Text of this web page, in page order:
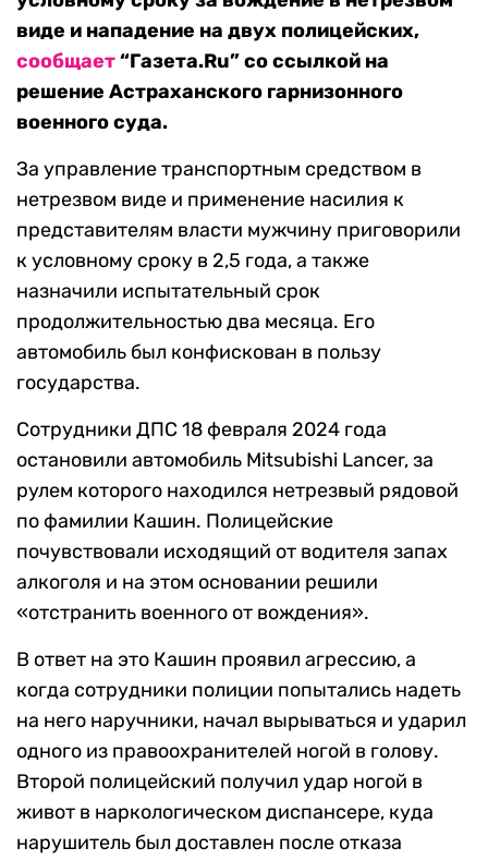
виде и нападение на двух полицейских,
сообщает“Газета.Ru” со ссылкой на
решение Астраханского гарнизонного
военного суда.
За управление транспортным средством в
нетрезвом виде и применение насилия к
представителям власти мужчину приговорили
к условному сроку в 2,5 года, а также
назначили испытательный срок
продолжительностью два месяца. Его
автомобиль был конфискован в пользу
государства.
Сотрудники ДПС 18 февраля 2024 года
остановили автомобиль Mitsubishi Lancer, за
рулем которого находился нетрезвый рядовой
по фамилии Кашин. Полицейские
почувствовали исходящий от водителя запах
алкоголя и на этом основании решили
«отстранить военного от вождения».
В ответ на это Кашин проявил агрессию, а
когда сотрудники полиции попытались надеть
на него наручники, начал вырываться и ударил
одного из правоохранителей ногой в голову.
Второй полицейский получил удар ногой в
живот в наркологическом диспансере, куда
нарушитель был доставлен после отказа